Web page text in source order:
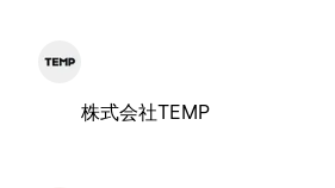
株式会社TEMP